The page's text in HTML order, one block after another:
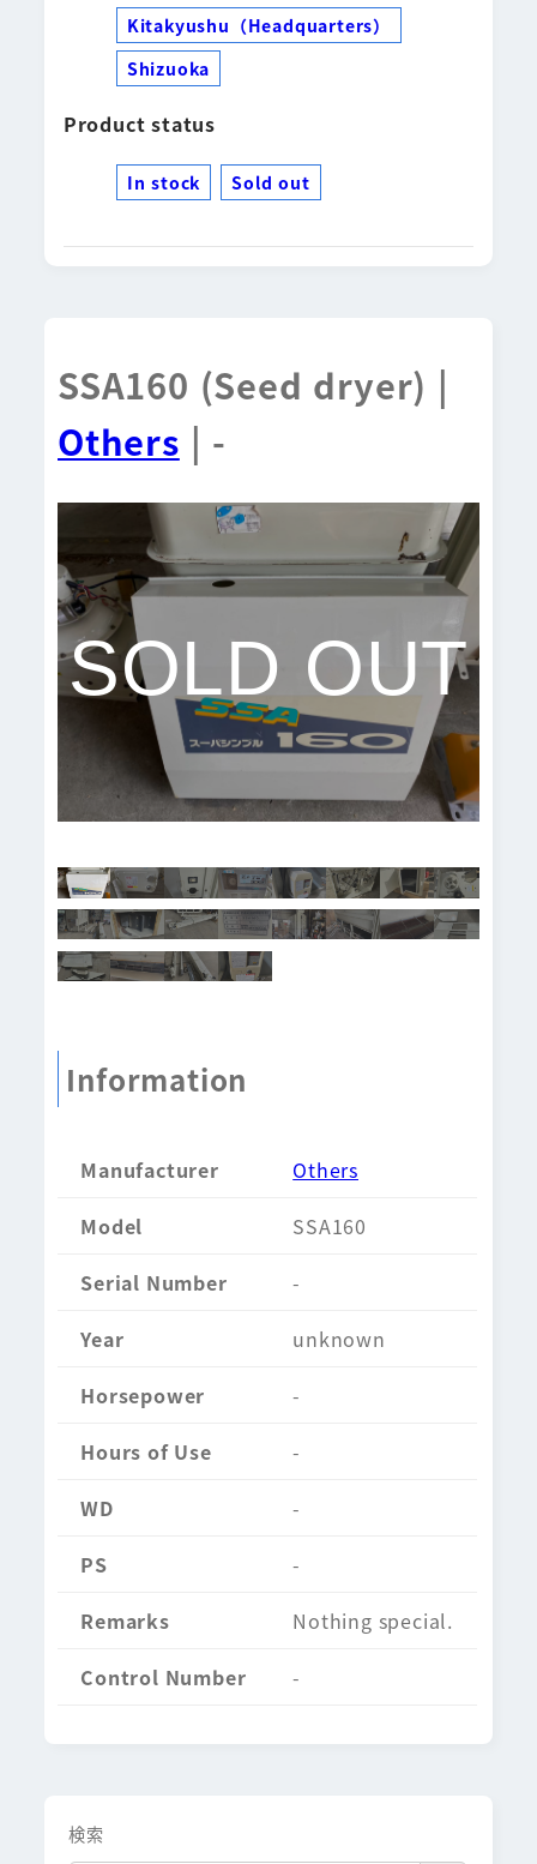
Kitakyushu（Headquarters）
Shizuoka
Product status
In stock Sold out
SSA160 (Seed dryer) |
Others | -
SOLD OUT
Information
Manufacturer
Others
Model
SSA160
Serial Number
-
Year
unknown
Horsepower
-
Hours of Use
-
WD
-
PS
-
Remarks
Nothing special.
Control Number
-
検索